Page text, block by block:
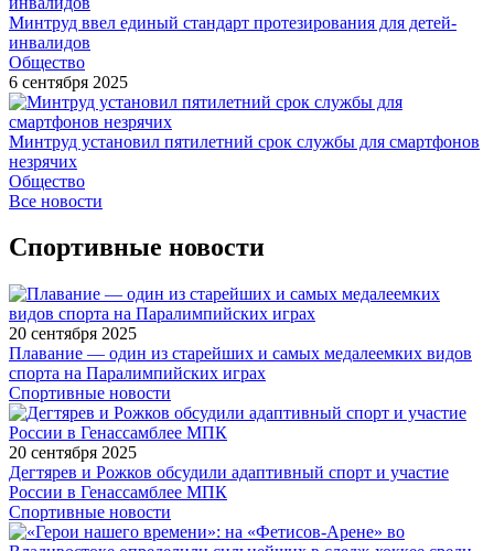
Минтруд ввел единый стандарт протезирования для детей-
инвалидов
Общество
6 сентября 2025
Минтруд установил пятилетний срок службы для смартфонов
незрячих
Общество
Все новости
Спортивные новости
20 сентября 2025
Плавание — один из старейших и самых медалеемких видов
спорта на Паралимпийских играх
Спортивные новости
20 сентября 2025
Дегтярев и Рожков обсудили адаптивный спорт и участие
России в Генассамблее МПК
Спортивные новости